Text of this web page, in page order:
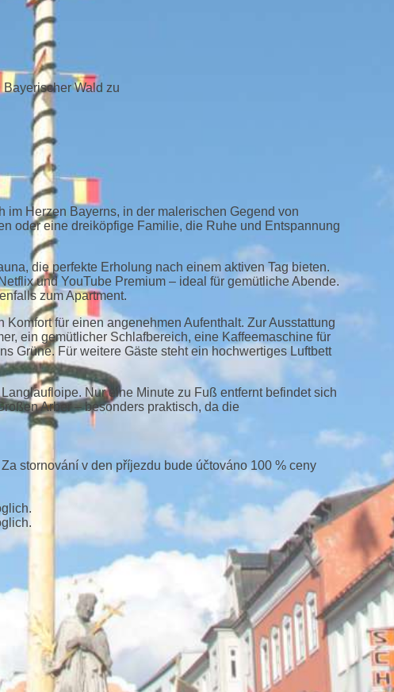
Wald zu
Herzen Bayerns, in der malerischen Gegend von
oder eine dreiköpfige Familie, die Ruhe und Entspannung
die perfekte Erholung nach einem aktiven Tag bieten.
und YouTube Premium – ideal für gemütliche Abende.
zum Apartment.
für einen angenehmen Aufenthalt. Zur Ausstattung
ein gemütlicher Schlafbereich, eine Kaffeemaschine für
Grüne. Für weitere Gäste steht ein hochwertiges Luftbett
Nur eine Minute zu Fuß entfernt befindet sich
Arber – besonders praktisch, da die
stornování v den příjezdu bude účtováno 100 % ceny